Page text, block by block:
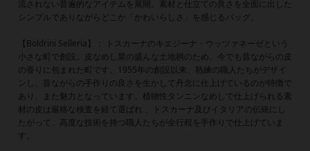
流されない普遍的なアイテムを展開。素材と仕立ての良さを全面に出した
シンプルでありながらどこか「かわいらしさ」を感じるバッグ。
【Boldrini Selleria】： トスカーナのキエジーナ・ウッツァネーゼという
小さな町で創設。皮なめし業の盛んな土地柄のため、今でも昔ながらの皮
の香りに包まれた町です。1955年の創設以来、熟練の職人たちがデザイ
ンし、昔ながらの手作りの良さを生かして丹念に仕上げているのが特徴で
あり、また魅力となっています。植物性タンニンなめしで仕上げられる素
材の皮は厳格な検査を経て選ばれ 、トスカーナ及びイタリアの伝統にし
たがって、高度な技術を持つ職人たちが全行程を手作りで仕上げていま
す。